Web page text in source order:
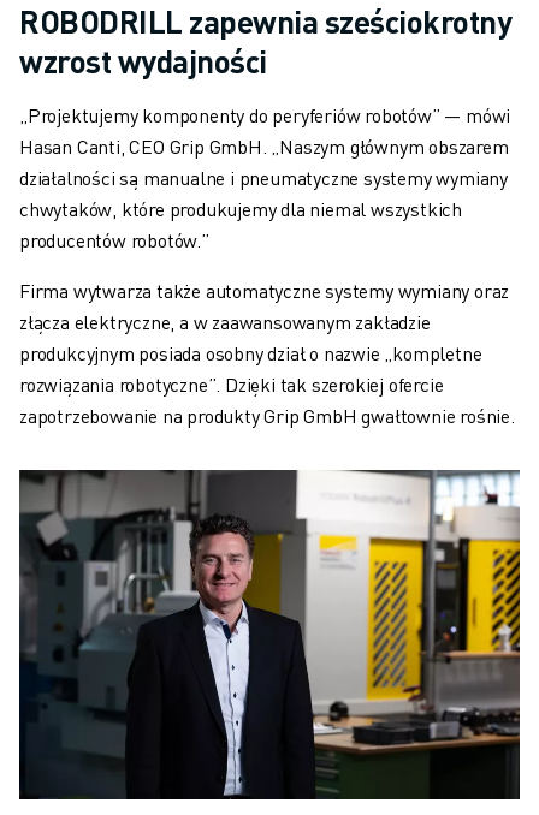
ROBODRILL zapewnia sześciokrotny
wzrost wydajności
„Projektujemy komponenty do peryferiów robotów” — mówi
Hasan Canti, CEO Grip GmbH. „Naszym głównym obszarem
działalności są manualne i pneumatyczne systemy wymiany
chwytaków, które produkujemy dla niemal wszystkich
producentów robotów.”
Firma wytwarza także automatyczne systemy wymiany oraz
złącza elektryczne, a w zaawansowanym zakładzie
produkcyjnym posiada osobny dział o nazwie „kompletne
rozwiązania robotyczne”. Dzięki tak szerokiej ofercie
zapotrzebowanie na produkty Grip GmbH gwałtownie rośnie.